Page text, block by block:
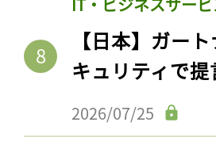
【日本】ガー
キュリティで
2026/07/25